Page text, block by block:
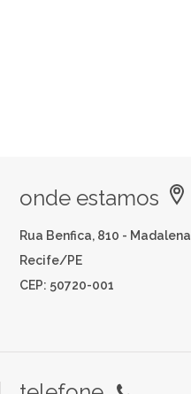
onde estamos
Rua Benfica, 810 - Madalena
Recife/PE
CEP: 50720-001